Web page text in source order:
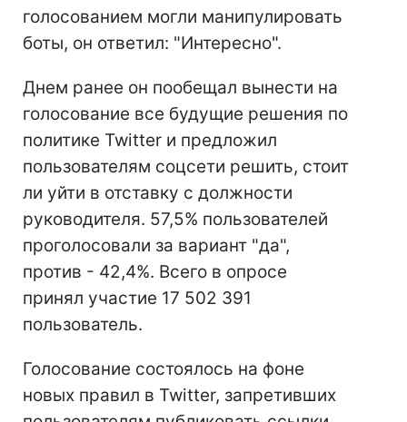
голосованием могли манипулировать
боты, он ответил: "Интересно".
Днем ранее он пообещал вынести на
голосование все будущие решения по
политике Twitter и предложил
пользователям соцсети решить, стоит
ли уйти в отставку с должности
руководителя. 57,5% пользователей
проголосовали за вариант "да",
против - 42,4%. Всего в опросе
принял участие 17 502 391
пользователь.
Голосование состоялось на фоне
новых правил в Twitter, запретивших